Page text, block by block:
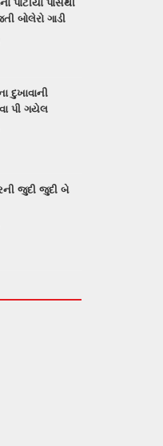
પાટીયા પાસેથી
બોલેરો ગાડી
દુખાવાની
પી ગયેલ
જુદી જુદી બે